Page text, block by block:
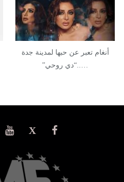
أنغام تعبر عن حبها لمدينة جدة
…..“دي روحي”